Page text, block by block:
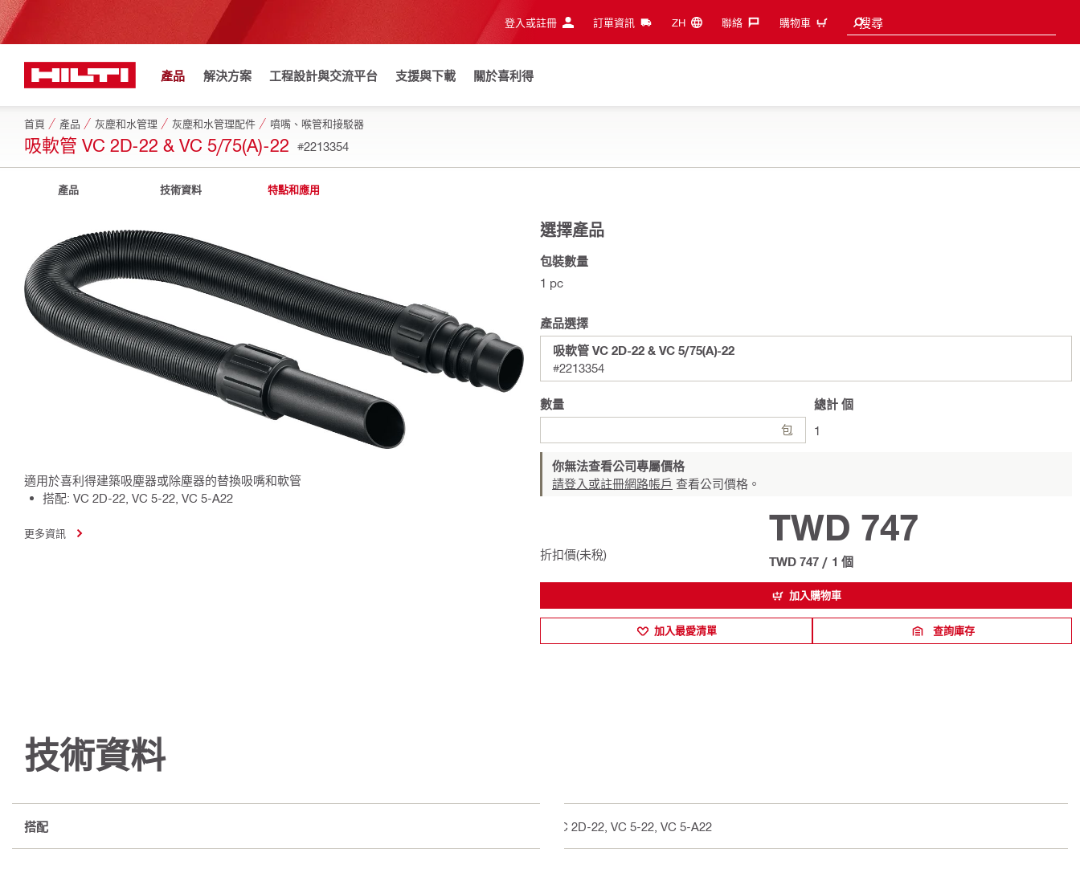
登入或註冊 訂單資訊 ZH‎ 聯絡‎ 購物車 搜尋
Search suggestions
產品 解決方案 工程設計與交流平台 支援與下載 關於喜利得
首頁 產品 灰塵和水管理 灰塵和水管理配件 噴嘴、喉管和接駁器
吸軟管 VC 2D-22 & VC 5/75(A)-22 #2213354
產品 技術資料 特點和應用
適用於喜利得建築吸塵器或除塵器的替換吸嘴和軟管
搭配: VC 2D-22, VC 5-22, VC 5-A22
更多資訊
選擇產品
包裝數量
1 pc
產品選擇
吸軟管 VC 2D-22 & VC 5/75(A)-22
#2213354
數量
包
總計 個
1
你無法查看公司專屬價格
請登入或註冊網路帳戶 查看公司價格。
折扣價(未稅)
TWD 747
TWD 747 / 1 個
加入購物車
加入最愛清單 查詢庫存
技術資料
搭配 VC 2D-22, VC 5-22, VC 5-A22